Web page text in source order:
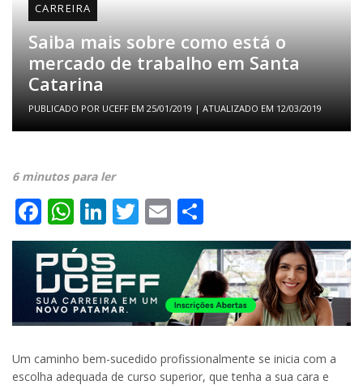
CARREIRA
Saiba mais sobre como está o
mercado de trabalho em Santa
Catarina
PUBLICADO POR UCEFF EM 25/01/2019 | ATUALIZADO EM 12/03/2019
6 minutos para ler
Facebook
WhatsApp
LinkedIn
Twitter
Email
Um caminho bem-sucedido profissionalmente se inicia com a
escolha adequada de curso superior, que tenha a sua cara e